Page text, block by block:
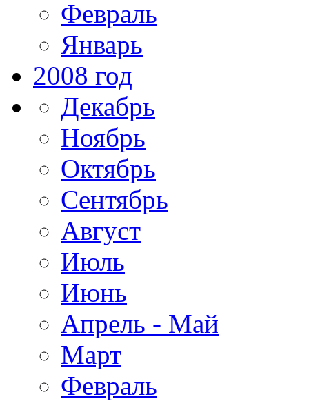
Февраль
Январь
2008 год
Декабрь
Ноябрь
Октябрь
Сентябрь
Август
Июль
Июнь
Апрель - Май
Март
Февраль